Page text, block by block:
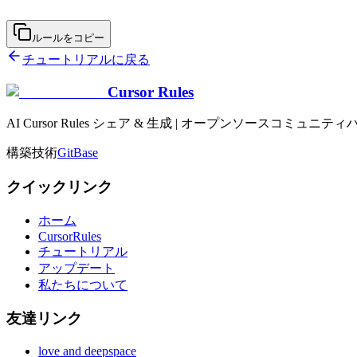
ルールをコピー
チュートリアルに戻る
Cursor Rules
AI Cursor Rules シェア & 生成 | オープンソースコミュニティ
構築技術GitBase
クイックリンク
ホーム
CursorRules
チュートリアル
アップデート
私たちについて
友達リンク
love and deepspace